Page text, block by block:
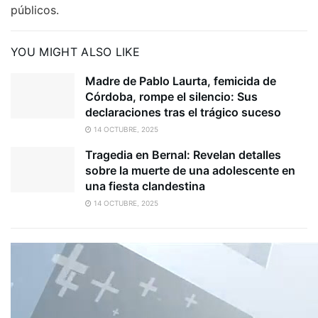
públicos.
YOU MIGHT ALSO LIKE
Madre de Pablo Laurta, femicida de
Córdoba, rompe el silencio: Sus
declaraciones tras el trágico suceso
14 OCTUBRE, 2025
Tragedia en Bernal: Revelan detalles
sobre la muerte de una adolescente en
una fiesta clandestina
14 OCTUBRE, 2025